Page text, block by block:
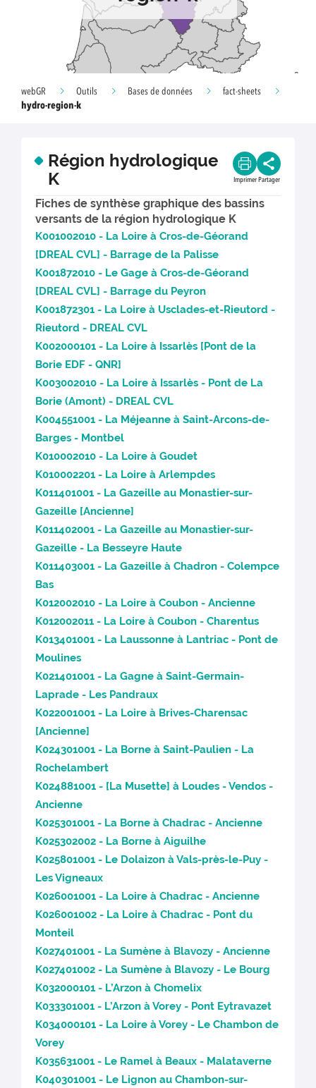
webGR Outils Bases de données
fact-sheets
hydro-region-k
Région hydrologique
K
Imprimer Partager
Fiches de synthèse graphique des bassins
versants de la région hydrologique K
K001002010 - La Loire à Cros-de-Géorand
[DREAL CVL] - Barrage de la Palisse
K001872010 - Le Gage à Cros-de-Géorand
[DREAL CVL] - Barrage du Peyron
K001872301 - La Loire à Usclades-et-Rieutord -
Rieutord - DREAL CVL
K002000101 - La Loire à Issarlès [Pont de la
Borie EDF - QNR]
K003002010 - La Loire à Issarlès - Pont de La
Borie (Amont) - DREAL CVL
K004551001 - La Méjeanne à Saint-Arcons-de-
Barges - Montbel
K010002010 - La Loire à Goudet
K010002201 - La Loire à Arlempdes
K011401001 - La Gazeille au Monastier-sur-
Gazeille [Ancienne]
K011402001 - La Gazeille au Monastier-sur-
Gazeille - La Besseyre Haute
K011403001 - La Gazeille à Chadron - Colempce
Bas
K012002010 - La Loire à Coubon - Ancienne
K012002011 - La Loire à Coubon - Charentus
K013401001 - La Laussonne à Lantriac - Pont de
Moulines
K021401001 - La Gagne à Saint-Germain-
Laprade - Les Pandraux
K022001001 - La Loire à Brives-Charensac
[Ancienne]
K024301001 - La Borne à Saint-Paulien - La
Rochelambert
K024881001 - [La Musette] à Loudes - Vendos -
Ancienne
K025301001 - La Borne à Chadrac - Ancienne
K025302002 - La Borne à Aiguilhe
K025801001 - Le Dolaizon à Vals-près-le-Puy -
Les Vigneaux
K026001001 - La Loire à Chadrac - Ancienne
K026001002 - La Loire à Chadrac - Pont du
Monteil
K027401001 - La Sumène à Blavozy - Ancienne
K027401002 - La Sumène à Blavozy - Le Bourg
K032000101 - L’Arzon à Chomelix
K033301001 - L’Arzon à Vorey - Pont Eytravazet
K034000101 - La Loire à Vorey - Le Chambon de
Vorey
K035631001 - Le Ramel à Beaux - Malataverne
K040301001 - Le Lignon au Chambon-sur-